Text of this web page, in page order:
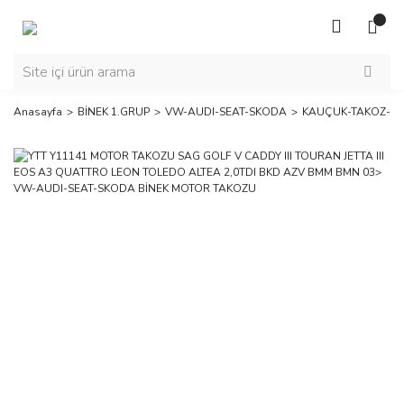
Anasayfa BİNEK 1.GRUP VW-AUDI-SEAT-SKODA KAUÇUK-TAKOZ-